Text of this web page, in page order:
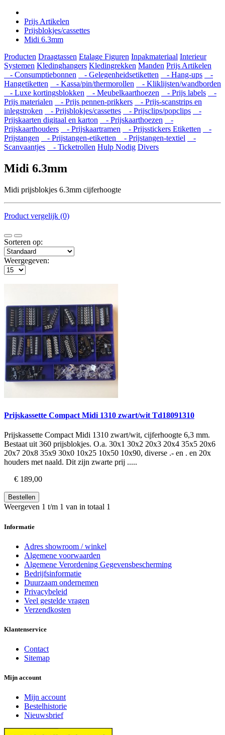
Prijs Artikelen
Prijsblokjes/cassettes
Midi 6.3mm
Producten Draagtassen Etalage Figuren Inpakmateriaal Interieur
Systemen Kledinghangers Kledingrekken Manden Prijs Artikelen
- Consumptiebonnen
- Gelegenheidsetiketten - Hang-ups
-
Hangetiketten
- Kassa/pin/thermorollen
- Kliklijsten/wandborden
- Luxe kortingsblokken
- Meubelkaarthoezen - Prijs labels
-
Prijs materialen
- Prijs pennen-prikkers
- Prijs-scanstrips en
inlegstroken
- Prijsblokjes/cassettes - Prijsclips/popclips
-
Prijskaarten digitaal en karton
- Prijskaarthoezen
-
Prijskaarthouders
- Prijskaartramen - Prijsstickers Etiketten
-
Prijstangen
- Prijstangen-etiketten - Prijstangen-textiel
-
Scanvaantjes
- Ticketrollen Hulp Nodig Divers
Midi 6.3mm
Midi prijsblokjes 6.3mm cijferhoogte
Product vergelijk (0)
Sorteren op:
Weergegeven:
Prijskassette Compact Midi 1310 zwart/wit Td18091310
Prijskassette Compact Midi 1310 zwart/wit, cijferhoogte 6,3 mm.
Bestaat uit 360 prijsblokjes. O.a. 30x1 30x2 20x3 20x4 35x5 20x6
20x7 20x8 35x9 30x0 10x25 10x50 10x90, diverse .- en . en 20x
houders met naald. Dit zijn zwarte prij .....
€ 189,00
Bestellen
Weergeven 1 t/m 1 van in totaal 1
Informatie
Adres showroom / winkel
Algemene voorwaarden
Algemene Verordening Gegevensbescherming
Bedrijfsinformatie
Duurzaam ondernemen
Privacybeleid
Veel gestelde vragen
Verzendkosten
Klantenservice
Contact
Sitemap
Mijn account
Mijn account
Bestelhistorie
Nieuwsbrief